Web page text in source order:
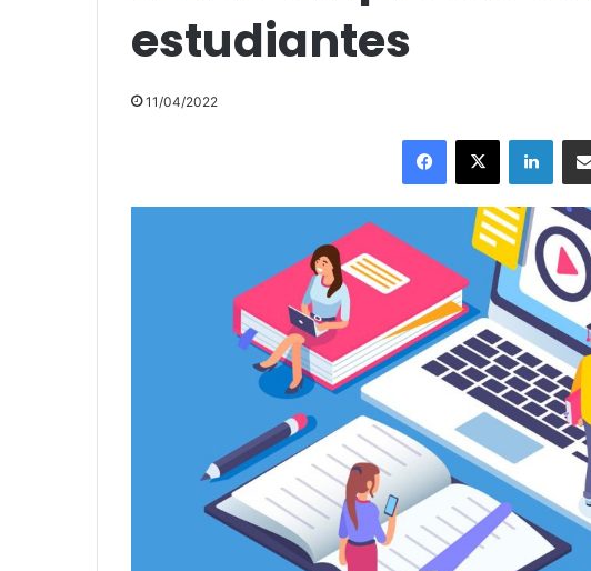
estudiantes
11/04/2022
Facebook
X